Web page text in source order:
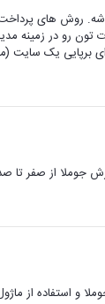
باشه. روش های
رو در زمینه
برپایی یک
جوملا از صفر تا
و استفاده از